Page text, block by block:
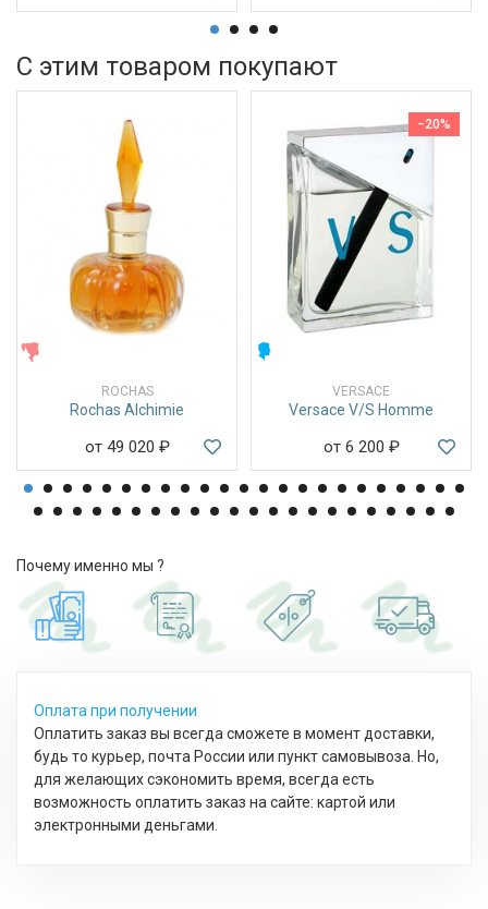
С этим товаром покупают
ROCHAS
Rochas Alchimie
от 49 020 ₽
−20%
VERSACE
Versace V/S Homme
от 6 200 ₽
Почему именно мы ?
Оплата при получении
Оплатить заказ вы всегда сможете в момент доставки,
будь то курьер, почта России или пункт самовывоза. Но,
для желающих сэкономить время, всегда есть
возможность оплатить заказ на сайте: картой или
электронными деньгами.